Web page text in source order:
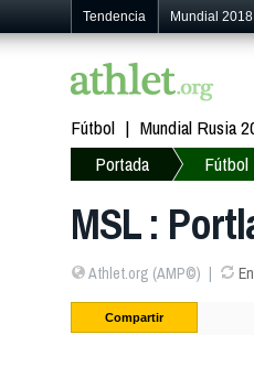
Tendencia Mundial 2018
Fútbol Mundial Rusia
Portada
Fútbol
MSL :
Athlet.org (AMP©)
Compartir